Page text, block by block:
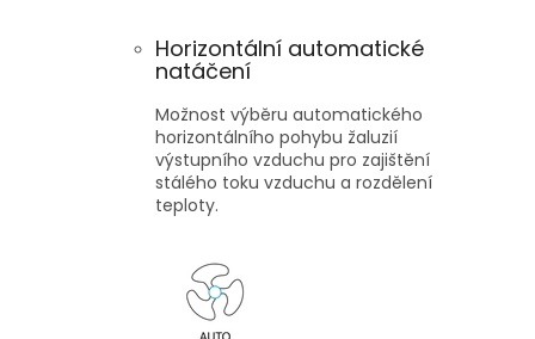
Horizontální automatické
natáčení
Možnost výběru automatického
horizontálního pohybu žaluzií
výstupního vzduchu pro zajištění
stálého toku vzduchu a rozdělení
teploty.